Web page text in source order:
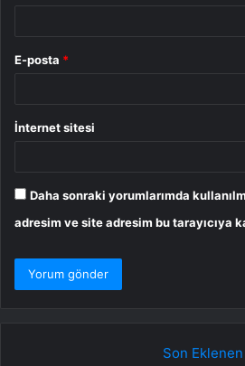
E-posta *
İnternet sitesi
Daha sonraki yorumlarımda
adresim ve site adresim bu tarayıcıya
Son Eklenen